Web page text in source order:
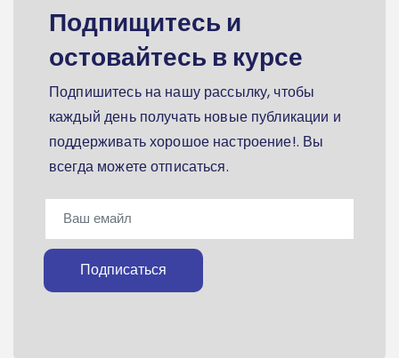
Подпищитесь и
остовайтесь в курсе
Подпишитесь на нашу рассылку, чтобы
каждый день получать новые публикации и
поддерживать хорошое настроение!. Вы
всегда можете отписаться.
Подписаться